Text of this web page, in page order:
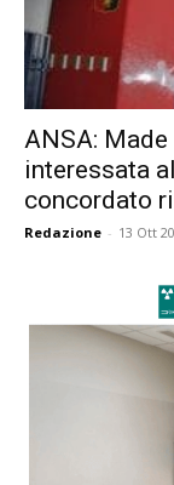
ANSA:
interessata
concordato
Redazione - 13 Ott